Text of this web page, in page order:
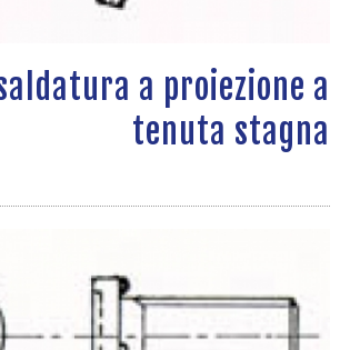
a proiezione a
tenuta stagna